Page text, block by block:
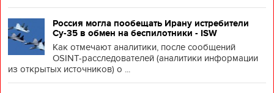
Россия могла пообещать Ирану истребители
Су-35 в обмен на беспилотники - ISW
Как отмечают аналитики, после сообщений
OSINT-расследователей (аналитики информации
из открытых источников) о ...